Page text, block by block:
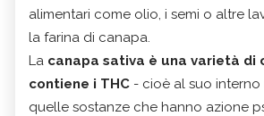
alimentari come olio, i semi o altre
la farina di canapa.
La canapa sativa è una varietà di
contiene i THC - cioè al suo
quelle sostanze che hanno azione